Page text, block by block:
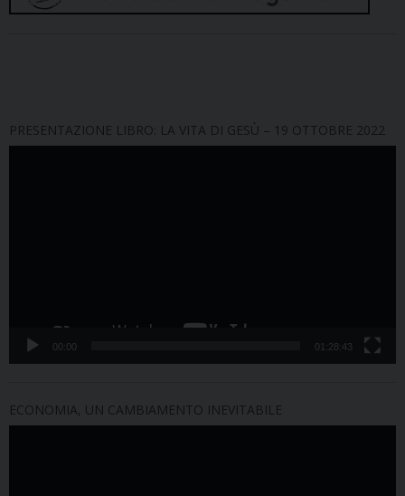
PRESENTAZIONE LIBRO: LA VITA DI GESÙ – 19 OTTOBRE 2022
00:00 01:28:43
ECONOMIA, UN CAMBIAMENTO INEVITABILE